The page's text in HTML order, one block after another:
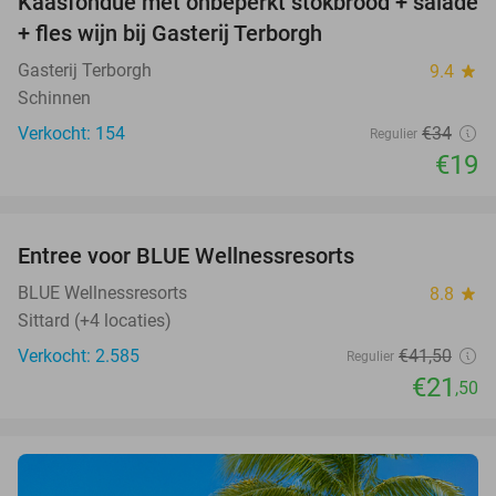
44%
+ fles wijn bij Gasterij Terborgh
Gasterij Terborgh 9.4 star
Schinnen
Verkocht: 154
Regulier €34
€19
Entree voor BLUE Wellnessresorts
BLUE Wellnessresorts 8.8 star
Sittard (+4 locaties)
Verkocht: 2.585
Regulier €41,50
€21 ,50